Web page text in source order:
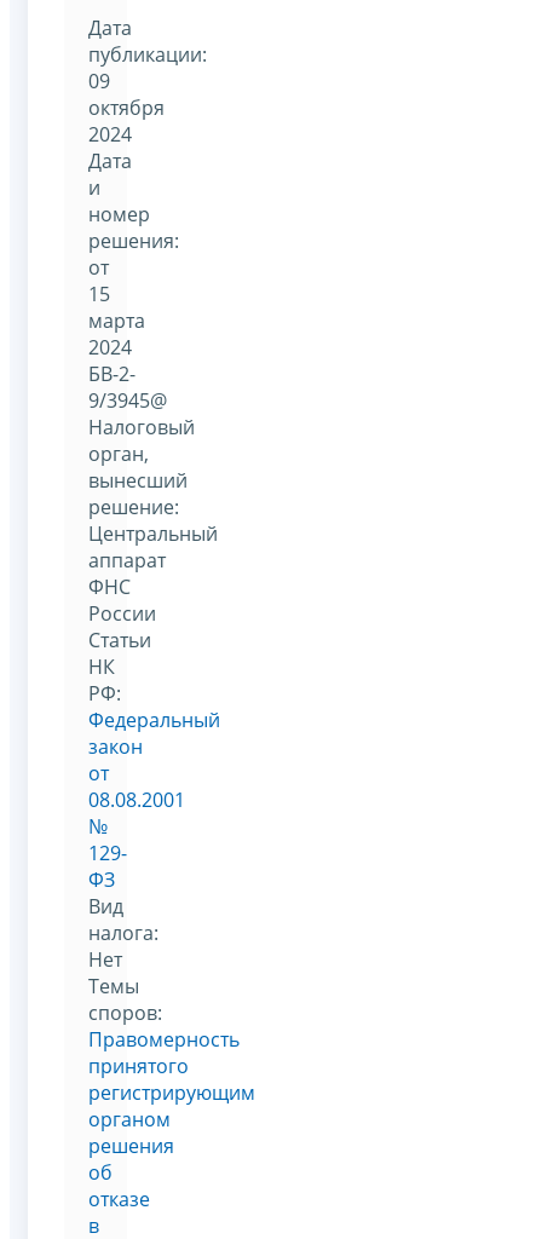
Дата
публикации:
09
октября
2024
Дата
и
номер
решения:
от
15
марта
2024
БВ-2-
9/3945@
Налоговый
орган,
вынесший
решение:
Центральный
аппарат
ФНС
России
Статьи
НК
РФ:
Федеральный
закон
от
08.08.2001
№
129-
ФЗ
Вид
налога:
Нет
Темы
споров:
Правомерность
принятого
регистрирующим
органом
решения
об
отказе
в